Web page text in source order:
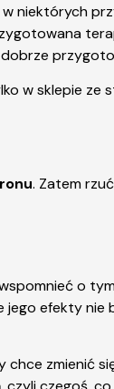
niektórych
. Zatem
o
jego efekty nie
zmienić